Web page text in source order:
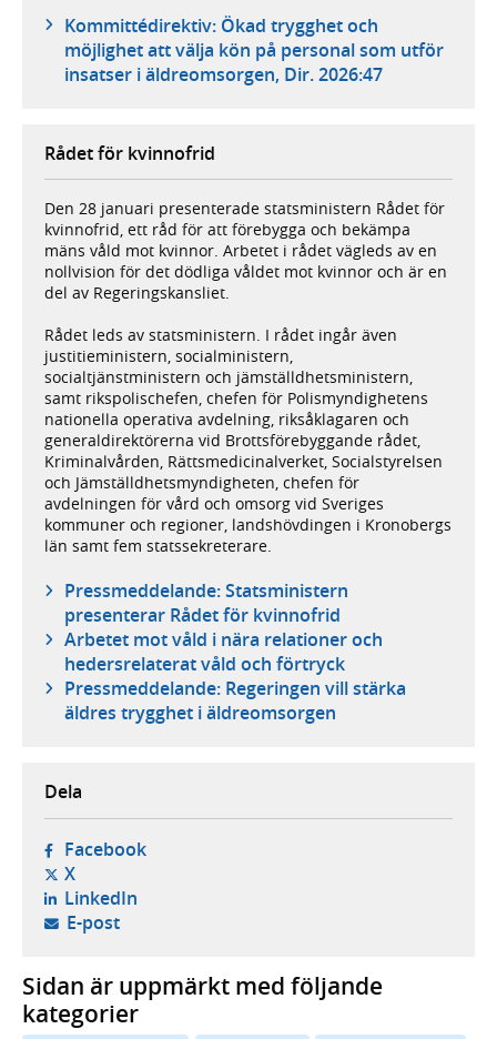
Kommittédirektiv: Ökad trygghet och
möjlighet att välja kön på personal som utför
insatser i äldreomsorgen, Dir. 2026:47
Rådet för kvinnofrid
Den 28 januari presenterade statsministern Rådet för
kvinnofrid, ett råd för att förebygga och bekämpa
mäns våld mot kvinnor. Arbetet i rådet vägleds av en
nollvision för det dödliga våldet mot kvinnor och är en
del av Regeringskansliet.
Rådet leds av statsministern. I rådet ingår även
justitieministern, socialministern,
socialtjänstministern och jämställdhetsministern,
samt rikspolischefen, chefen för Polismyndighetens
nationella operativa avdelning, riksåklagaren och
generaldirektörerna vid Brottsförebyggande rådet,
Kriminalvården, Rättsmedicinalverket, Socialstyrelsen
och Jämställdhetsmyndigheten, chefen för
avdelningen för vård och omsorg vid Sveriges
kommuner och regioner, landshövdingen i Kronobergs
län samt fem statssekreterare.
Pressmeddelande: Statsministern
presenterar Rådet för kvinnofrid
Arbetet mot våld i nära relationer och
hedersrelaterat våld och förtryck
Pressmeddelande: Regeringen vill stärka
äldres trygghet i äldreomsorgen
Dela
Facebook- öppnas i ny flik, extern webbplats,
X- öppnas i ny flik, extern webbplats,
LinkedIn- öppnas i ny flik, extern webbplats,
E-post- öppnar din e-postklient,
Sidan är uppmärkt med följande
kategorier